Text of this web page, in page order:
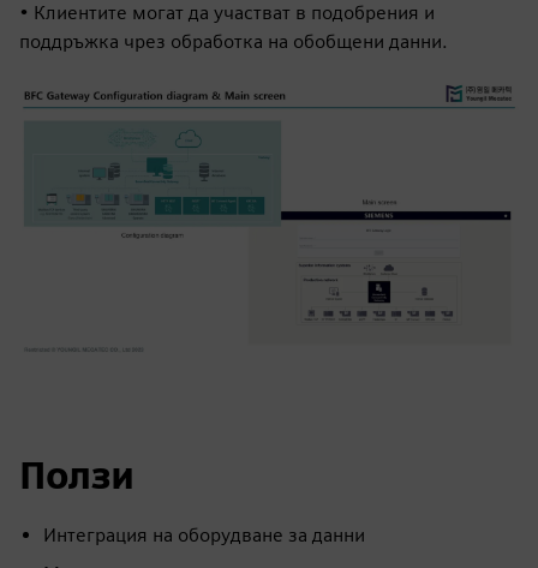
• Клиентите могат да участват в подобрения и
поддръжка чрез обработка на обобщени данни.
Ползи
Интеграция на оборудване за данни